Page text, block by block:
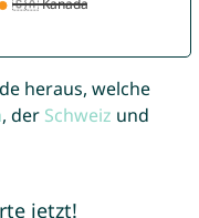
heraus, welche
, der Schweiz und
jetzt!